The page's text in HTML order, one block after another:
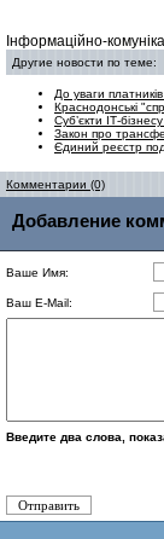
Інформаційно-
Другие новости по теме:
До уваги
Краснодонські
Суб’єкти ІТ-
Закон про
Єдиний реєстр
Комментарии (0)
Добавление
Ваше Имя:
Ваш E-Mail:
Введите два слова,